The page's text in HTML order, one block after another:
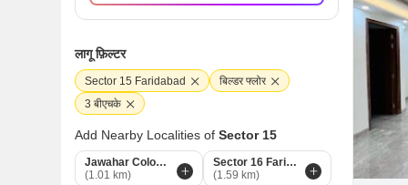
लागू फ़िल्टर
Sector 15 Faridabad
बिल्डर फ्लोर
3 बीएचके
Add Nearby Localities of Sector 15
Jawahar Colony Faridabad
(1.01 km)
Sector 16 Faridabad
(1.59 km)